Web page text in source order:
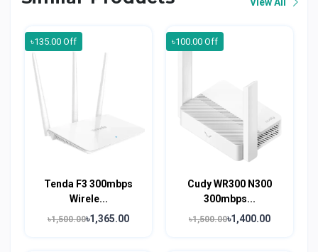
View All
৳135.00 Off
Tenda F3 300mbps
Wirele...
৳1,500.00৳1,365.00
৳100.00 Off
Cudy WR300 N300
300mbps...
৳1,500.00৳1,400.00